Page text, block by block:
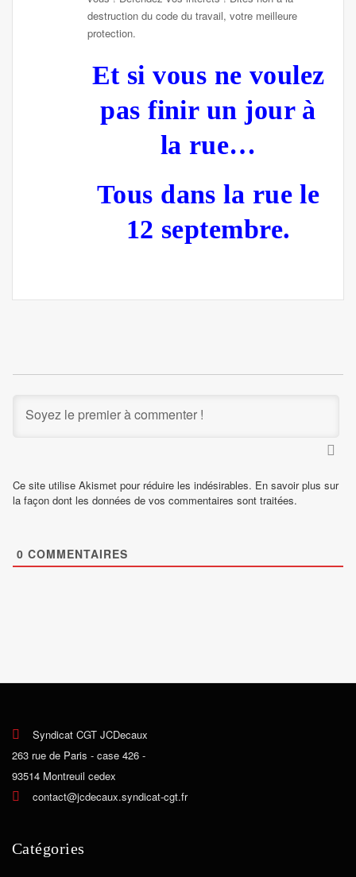
destruction du code du travail, votre meilleure
protection.
Et si vous ne voulez
pas finir un jour à
la rue…
Tous dans la rue le
12 septembre.
Ce site utilise Akismet pour réduire les indésirables. En savoir plus sur
la façon dont les données de vos commentaires sont traitées.
0 COMMENTAIRES
Syndicat CGT JCDecaux
263 rue de Paris - case 426 -
93514 Montreuil cedex
contact@jcdecaux.syndicat-cgt.fr
Catégories